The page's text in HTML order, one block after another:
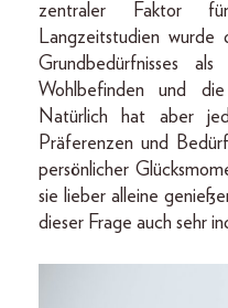
zentraler Faktor
Langzeitstudien wurde
Grundbedürfnisses
Wohlbefinden und
Natürlich hat aber
Präferenzen und
persönlicher
sie lieber alleine
dieser Frage auch sehr